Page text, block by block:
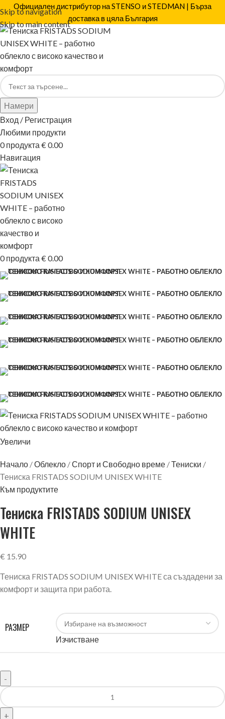
Skip to navigation
Skip to main content
Официален дистрибутор на STENSO и STEDMAN | Бърза
доставка в цяла България
Намери
Вход / Регистрация
Любими продукти
0продукта €0.00
Навигация
0продукта €0.00
Увеличи
Начало Облекло Спорт и Свободно време
Тениски
Тениска FRISTADS SODIUM UNISEX WHITE
Към продуктите
Тениска FRISTADS SODIUM UNISEX
WHITE
€ 15.90
Тениска FRISTADS SODIUM UNISEX WHITE са създадени за
комфорт и защита при работа.
РАЗМЕР
Изчистване